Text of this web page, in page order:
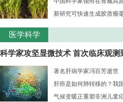
新研究可快速生成胶质瘤
医学科学
科学家攻坚显微技术 首次临床观测
著名肝病学家冯百芳逝世
肝癌是如何肺转移的？我
气候变暖正重塑非洲儿童